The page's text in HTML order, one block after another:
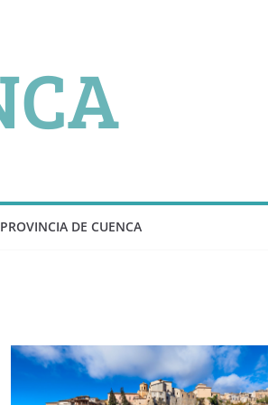
PROVINCIA DE CUENCA